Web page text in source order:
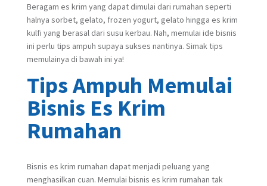
Beragam es krim yang dapat dimulai dari rumahan seperti
halnya sorbet, gelato, frozen yogurt, gelato hingga es krim
kulfi yang berasal dari susu kerbau. Nah, memulai ide bisnis
ini perlu tips ampuh supaya sukses nantinya. Simak tips
memulainya di bawah ini ya!
Tips Ampuh Memulai
Bisnis Es Krim
Rumahan
Bisnis es krim rumahan dapat menjadi peluang yang
menghasilkan cuan. Memulai bisnis es krim rumahan tak